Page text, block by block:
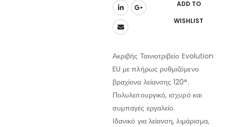
ADD TO
WISHLIST
Ακριβής Ταινιοτριβείο Evolution
EU με πλήρως ρυθμιζόμενο
βραχίονα λείανσης 120°.
Πολυλειτουργικό, ισχυρό και
συμπαγές εργαλείο.
Ιδανικό για λείανση, λιμάρισμα,